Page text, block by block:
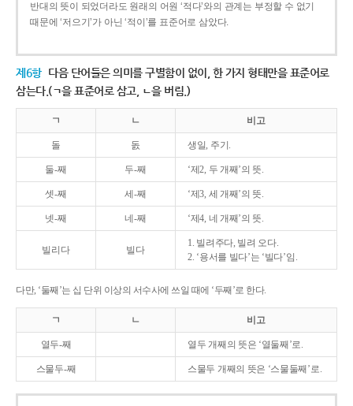
반대의 뜻이 되었더라도 원래의 어원 ‘적다’와의 관계는 부정할 수 없기
때문에 ‘저으기’가 아닌 ‘적이’를 표준어로 삼았다.
제6항 다음 단어들은 의미를 구별함이 없이, 한 가지 형태만을 표준어로
삼는다.(ㄱ을 표준어로 삼고, ㄴ을 버림.)
ㄱ ㄴ 비고
돌 돐 생일, 주기.
둘-째 두-째 ‘제2, 두 개째’의 뜻.
셋-째 세-째 ‘제3, 세 개째’의 뜻.
넷-째 네-째 ‘제4, 네 개째’의 뜻.
빌리다 빌다
1. 빌려주다, 빌려 오다.
2. ‘용서를 빌다’는 ‘빌다’임.
다만, ‘둘째’는 십 단위 이상의 서수사에 쓰일 때에 ‘두째’로 한다.
ㄱ ㄴ 비고
열두-째 열두 개째의 뜻은 ‘열둘째’로.
스물두-째 스물두 개째의 뜻은 ‘스물둘째’로.